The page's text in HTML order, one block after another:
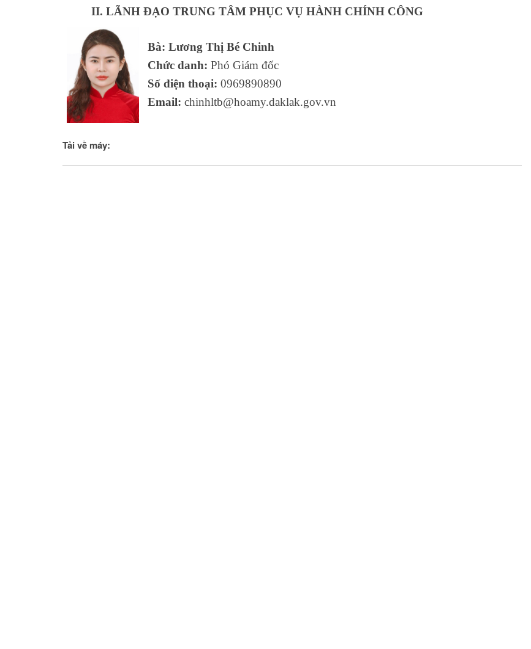
II. LÃNH ĐẠO TRUNG TÂM PHỤC VỤ HÀNH CHÍNH CÔNG
Bà: Lương Thị Bé Chinh
Chức danh:Phó Giám đốc
Số điện thoại:0969890890
Email:chinhltb@hoamy.daklak.gov.vn
Tải về máy: